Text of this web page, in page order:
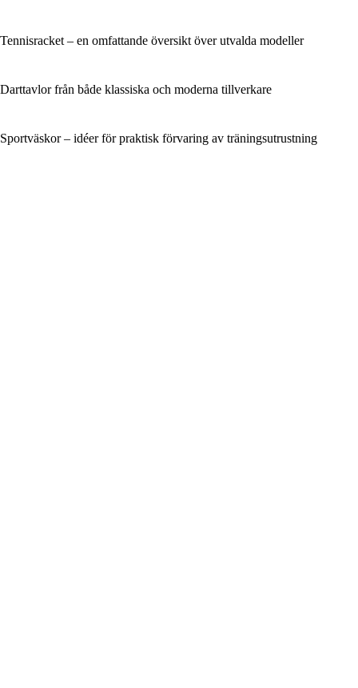
Tennisracket – en omfattande översikt över utvalda modeller
Darttavlor från både klassiska och moderna tillverkare
Sportväskor – idéer för praktisk förvaring av träningsutrustning